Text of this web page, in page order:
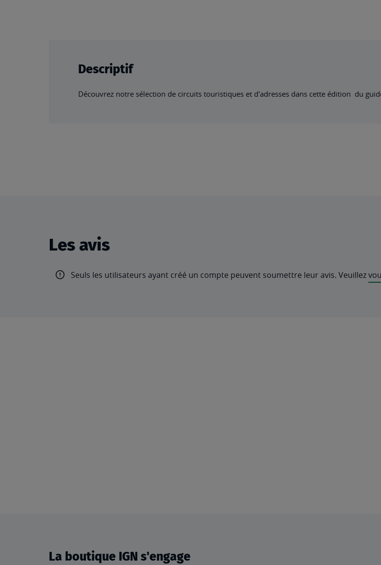
Descriptif
Découvrez notre sélection de circuits touristiques et d'adresses dans cette édition du
Les avis
Seuls les utilisateurs ayant créé un compte peuvent soumettre leur avis. Veuillez
La boutique IGN s'engage